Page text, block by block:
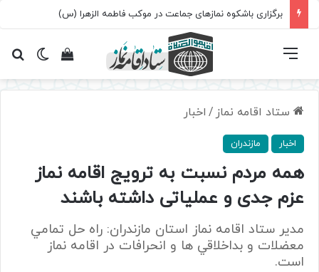
برگزاری باشکوه نمازهای جماعت در موکب فاطمه الزهرا (س)
تغییرمشاهده فهرست
ستاد اقامه نماز / اخبار
اخبار مازندران
همه مردم نسبت به ترويج اقامه نماز
عزم جدی و عملياتی داشته باشند
مدير ستاد اقامه نماز استان مازندران: راه حل تمامي
معضلات و بداخلاقي ها و انحرافات در اقامه نماز
است.